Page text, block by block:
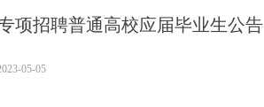
项招聘普通高校应届毕业生公告
05-05